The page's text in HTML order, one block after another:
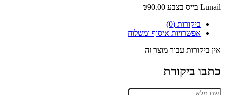
Lunail בייס בצבע
₪90.00
ביקורות (0)
אפשרויות איסוף ומשלוח
אין ביקורות עבור מוצר זה
כתבו ביקורת